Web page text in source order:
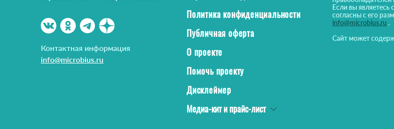
Контактная информация
info@microbius.ru
Политика конфиденциальности
Публичная оферта
О проекте
Помочь проекту
Дисклеймер
Медиа-кит и прайс-лист
Если вы являетесь
согласны с его
info@microbius.ru .
Сайт может